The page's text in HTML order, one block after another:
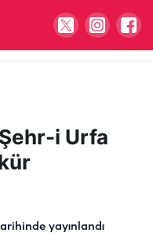
i Urfa
yayınlandı
için kalben teşekkür